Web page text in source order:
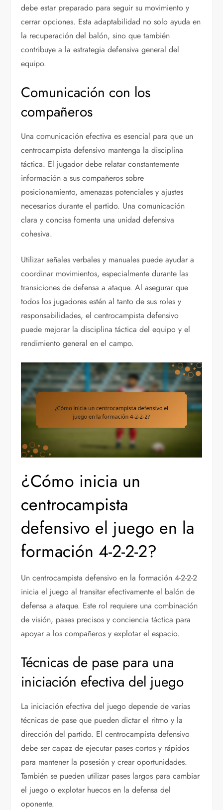
debe estar preparado para seguir su movimiento y
cerrar opciones. Esta adaptabilidad no solo ayuda en
la recuperación del balón, sino que también
contribuye a la estrategia defensiva general del
equipo.
Comunicación con los
compañeros
Una comunicación efectiva es esencial para que un
centrocampista defensivo mantenga la disciplina
táctica. El jugador debe relatar constantemente
información a sus compañeros sobre
posicionamiento, amenazas potenciales y ajustes
necesarios durante el partido. Una comunicación
clara y concisa fomenta una unidad defensiva
cohesiva.
Utilizar señales verbales y manuales puede ayudar a
coordinar movimientos, especialmente durante las
transiciones de defensa a ataque. Al asegurar que
todos los jugadores estén al tanto de sus roles y
responsabilidades, el centrocampista defensivo
puede mejorar la disciplina táctica del equipo y el
rendimiento general en el campo.
¿Cómo inicia un
centrocampista
defensivo el juego en la
formación 4-2-2-2?
Un centrocampista defensivo en la formación 4-2-2-2
inicia el juego al transitar efectivamente el balón de
defensa a ataque. Este rol requiere una combinación
de visión, pases precisos y conciencia táctica para
apoyar a los compañeros y explotar el espacio.
Técnicas de pase para una
iniciación efectiva del juego
La iniciación efectiva del juego depende de varias
técnicas de pase que pueden dictar el ritmo y la
dirección del partido. El centrocampista defensivo
debe ser capaz de ejecutar pases cortos y rápidos
para mantener la posesión y crear oportunidades.
También se pueden utilizar pases largos para cambiar
el juego o explotar huecos en la defensa del
oponente.